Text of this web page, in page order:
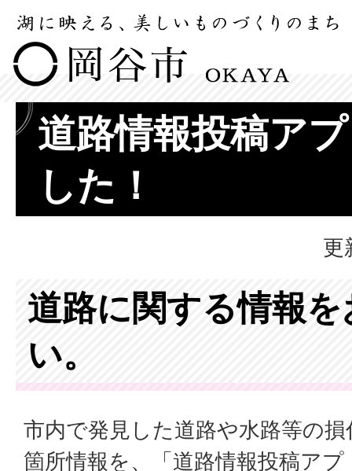
道路情報投稿ア
した！
更
道路に関する情報
い。
市内で発見した道路や水路等の損
箇所情報を、「道路情報投稿アプ